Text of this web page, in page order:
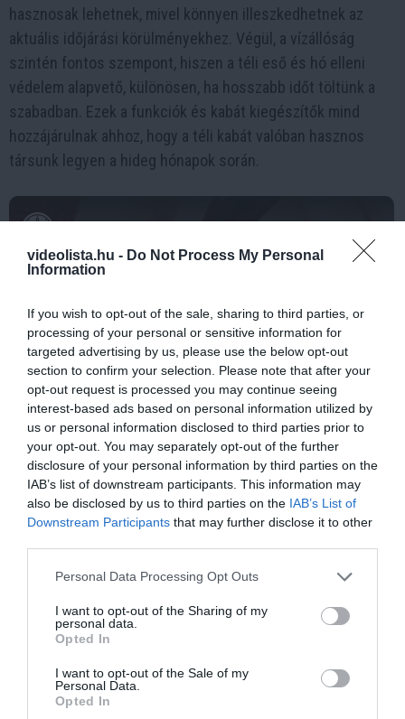
videolista.hu - Do Not Process My Personal
Information
If you wish to opt-out of the sale, sharing to third parties, or
processing of your personal or sensitive information for
targeted advertising by us, please use the below opt-out
section to confirm your selection. Please note that after your
opt-out request is processed you may continue seeing
interest-based ads based on personal information utilized by
us or personal information disclosed to third parties prior to
your opt-out. You may separately opt-out of the further
disclosure of your personal information by third parties on the
IAB’s list of downstream participants. This information may
also be disclosed by us to third parties on the IAB’s List of
Downstream Participants that may further disclose it to other
Please note that this website/app uses one or more Google
not limited to your visit or usage behaviour. You may click to
grant or deny consent to Google and its third-party tags to
use your data for below specified purposes in below Google
consent section.
Personal Data Processing Opt Outs
I want to opt-out of the Sharing of my
personal data.
Opted In
I want to opt-out of the Sale of my
Personal Data.
Opted In
hasznosak lehetnek, mivel könnyen illeszkedhetnek az
aktuális időjárási körülményekhez. Végül, a vízállóság
szintén fontos szempont, hiszen a téli eső és hó elleni
védelem alapvető, különösen, ha hosszabb időt töltünk a
szabadban. Ezek a funkciók és kabát kiegészítők mind
hozzájárulnak ahhoz, hogy a téli kabát valóban hasznos
társunk legyen a hideg hónapok során.
Fungus Is A Parasite, And It Dies From A Drop Of
Plain...
More
449 25 150